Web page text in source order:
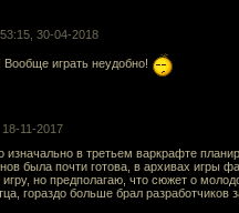
30-04-2018
Вообще играть неудобно!
18-11-2017
изначально в третьем варкрафте
была почти готова, в архивах игры
но предполагаю, что сюжет о
гораздо больше брал